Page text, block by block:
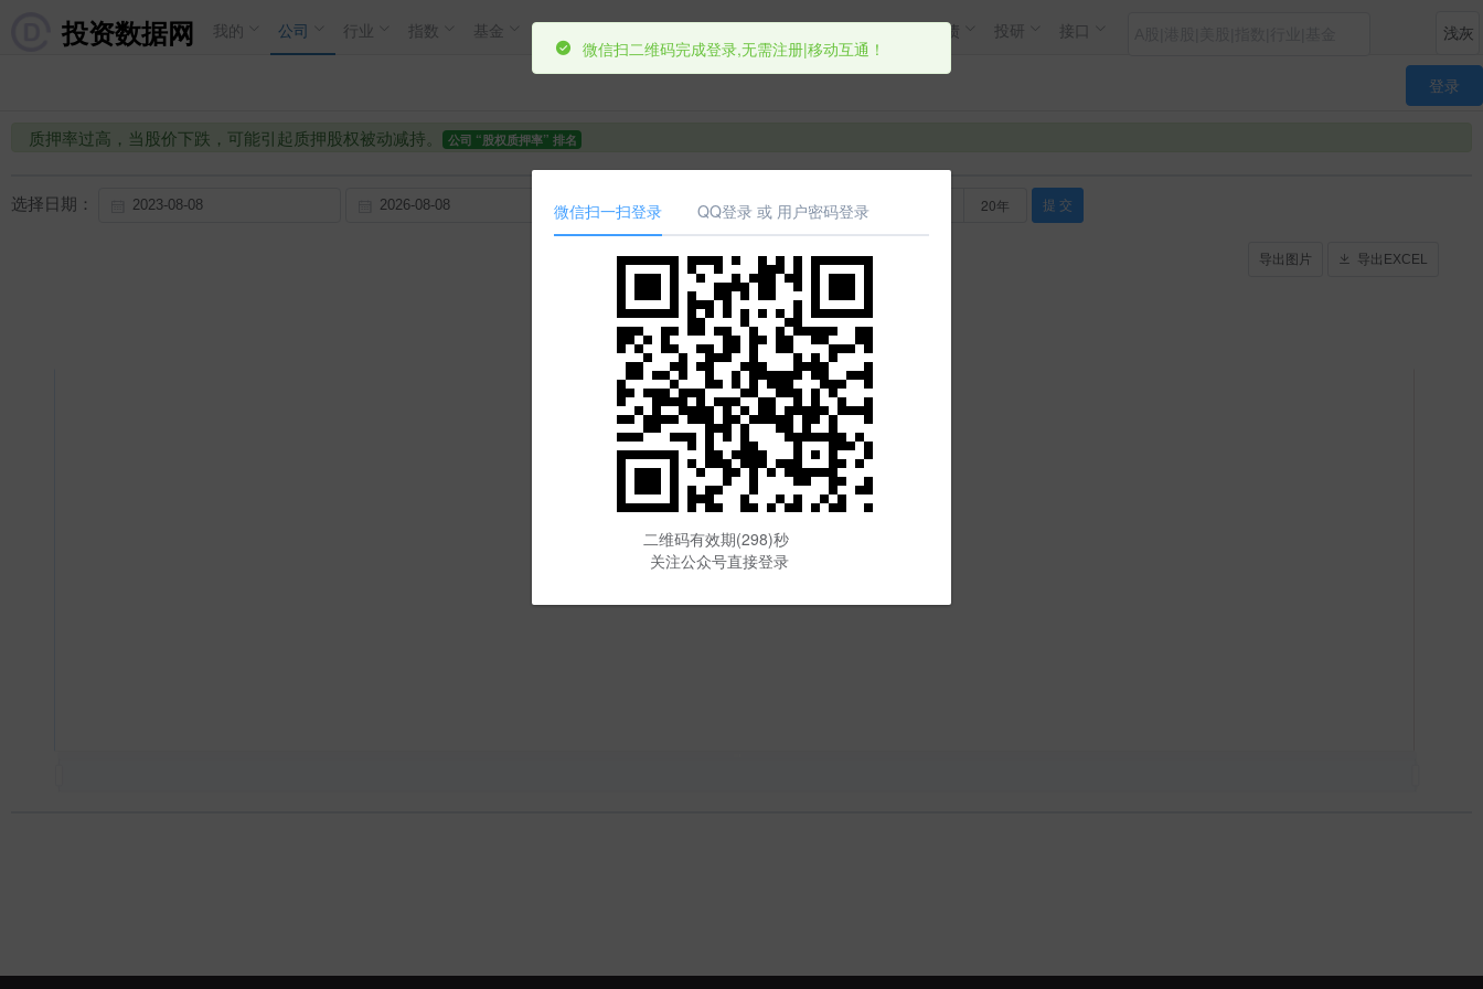
投资数据网 我的 公司 行业 指数 基金 转债 投研 接口
登录
微信扫一扫登录 QQ登录 或 用户密码登录
二维码有效期(298)秒
关注公众号直接登录
质押率过高，当股价下跌，可能引起质押股权被动减持。 公司 “股权质押率” 排名
选择日期： 今年以来 1年 2年 3年 5年 20年 提 交
导出图片 导出EXCEL
微信扫二维码完成登录,无需注册|移动互通！